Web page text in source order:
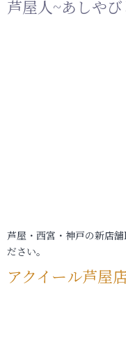
芦屋人~あしやび
芦屋・西宮・神戸の新店
ださい。
アクイール芦屋